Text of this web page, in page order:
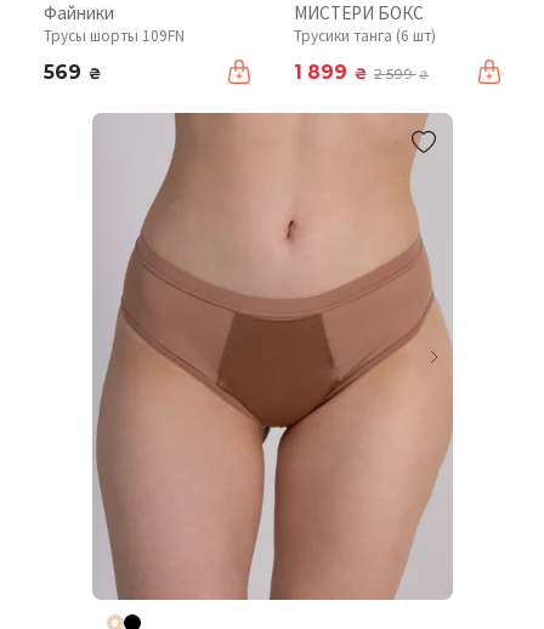
Файники
Трусы шорты 109FN
569 ₴
МИСТЕРИ БОКС
Трусики танга (6 шт)
1 899 ₴ 2 599₴